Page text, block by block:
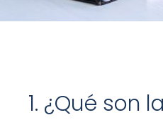
1. ¿Qué son